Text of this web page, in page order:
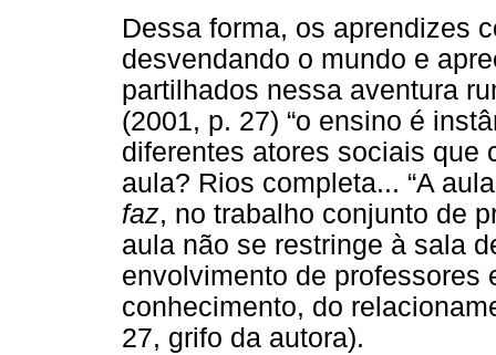
Dessa forma, os aprendizes
desvendando o mundo e
partilhados nessa aventura
(2001, p. 27) “o ensino é
diferentes atores sociais que
aula? Rios completa... “A
faz, no trabalho conjunto de
aula não se restringe à sala
envolvimento de professores
conhecimento, do
27, grifo da autora).